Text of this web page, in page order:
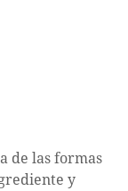
de las formas
y